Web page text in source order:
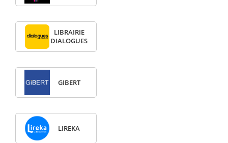
LIBRAIRIE
DIALOGUES
GIBERT
LIREKA